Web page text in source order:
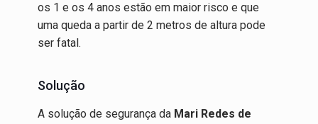
os 1 e os 4 anos estão em maior risco e que
uma queda a partir de 2 metros de altura pode
ser fatal.
Solução
A solução de segurança da Mari Redes de